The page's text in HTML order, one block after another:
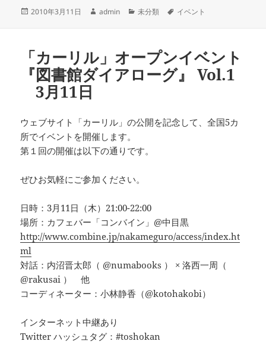
投
2010年3月11日
作
admin
カ
ー
未分類
タ
イベント
「カーリル」オープンイベント
『図書館ダイアローグ』 Vol.1
3月11日
ウェブサイト「カーリル」の公開を記念して、全国5カ
所でイベントを開催します。
第１回の開催は以下の通りです。
ぜひお気軽にご参加ください。
日時：3月11日（木）21:00-22:00
場所：カフェバー「コンバイン」@中目黒
http://www.combine.jp/nakameguro/access/index.ht
ml
対話：内沼晋太郎（ @numabooks ） × 洛西一周（
@rakusai ） 他
コーディネーター：小林静香（@kotohakobi）
インターネット中継あり
Twitter ハッシュタグ：#toshokan